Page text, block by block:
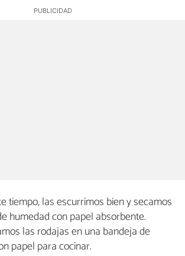
tiempo, las escurrimos bien y secamos
humedad con papel absorbente.
las rodajas en una bandeja de
papel para cocinar.